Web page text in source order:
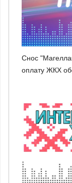
Снос
оплату ЖКХ